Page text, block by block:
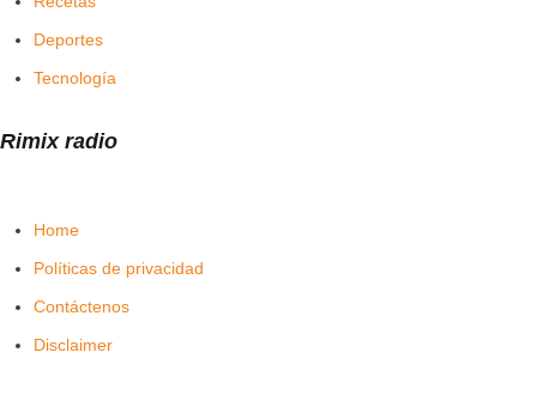
Rimix radio
Home
Políticas de privacidad
Contáctenos
Disclaimer
Deportes
Tecnología